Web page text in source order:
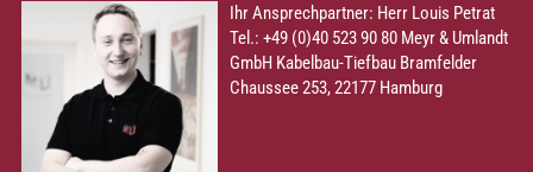
Ihr Ansprechpartner: Herr Louis Petrat
Tel.: +49 (0)40 523 90 80Meyr & Umlandt
GmbH Kabelbau-TiefbauBramfelder
Chaussee 253, 22177 Hamburg